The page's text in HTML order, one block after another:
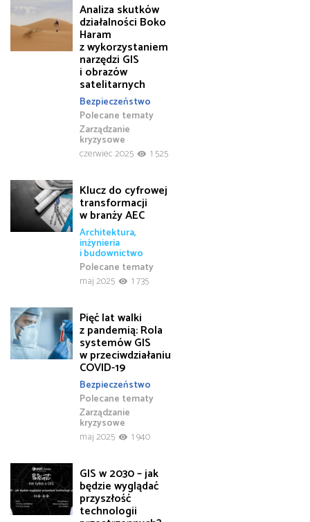
Analiza skutków
działalności Boko
Haram
z wykorzystaniem
narzędzi GIS
i obrazów
satelitarnych
Bezpieczeństwo
Polecane tematy
Zarządzanie
kryzysowe
czerwiec 2025
1 525
Klucz do cyfrowej
transformacji
w branży AEC
Architektura,
inżynieria
i budownictwo
Polecane tematy
maj 2025
1 735
Pięć lat walki
z pandemią: Rola
systemów GIS
w przeciwdziałaniu
COVID-19
Bezpieczeństwo
Polecane tematy
Zarządzanie
kryzysowe
maj 2025
1 940
GIS w 2030 – jak
będzie wyglądać
przyszłość
technologii